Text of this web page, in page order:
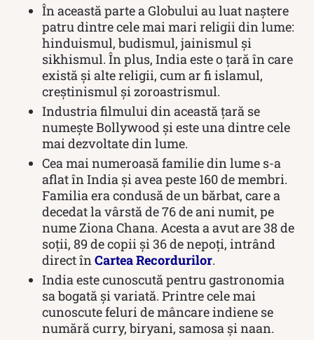
În această parte a Globului au luat naștere
patru dintre cele mai mari religii din lume:
hinduismul, budismul, jainismul și
sikhismul. În plus, India este o țară în care
există și alte religii, cum ar fi islamul,
creștinismul și zoroastrismul.
Industria filmului din această țară se
numește Bollywood și este una dintre cele
mai dezvoltate din lume.
Cea mai numeroasă familie din lume s-a
aflat în India și avea peste 160 de membri.
Familia era condusă de un bărbat, care a
decedat la vârstă de 76 de ani numit, pe
nume Ziona Chana. Acesta a avut are 38 de
soții, 89 de copii și 36 de nepoți, intrând
direct în Cartea Recordurilor.
India este cunoscută pentru gastronomia
sa bogată și variată. Printre cele mai
cunoscute feluri de mâncare indiene se
numără curry, biryani, samosa și naan.